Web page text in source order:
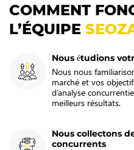
COMMENT
L’ÉQUIPE
Nous étudions
Nous nous
marché et vos
d’analyse
meilleurs résultats.
Nous collectons
concurrents